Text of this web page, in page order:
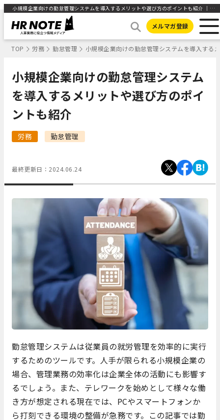
小規模企業向けの勤怠管理システムを導入するメリットや選び方のポイントも紹介 ｜HR NOTE
メルマガ登録
TOP 労務 勤怠管理 小規模企業向けの勤怠管理システムを導入する
小規模企業向けの勤怠管理システム
を導入するメリットや選び方のポイ
ントも紹介
労務 勤怠管理
最終更新日： 2024.06.24
勤怠管理システムは従業員の就労管理を効率的に実行
するためのツールです。人手が限られる小規模企業の
場合、管理業務の効率化は企業全体の活動にも影響す
るでしょう。また、テレワークを始めとして様々な働
き方が想定される現在では、PCやスマートフォンか
ら打刻できる環境の整備が急務です。この記事では勤